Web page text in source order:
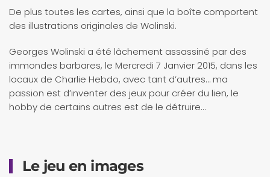
De plus toutes les cartes, ainsi que la boîte comportent
des illustrations originales de Wolinski.
Georges Wolinski a été lâchement assassiné par des
immondes barbares, le Mercredi 7 Janvier 2015, dans les
locaux de Charlie Hebdo, avec tant d’autres… ma
passion est d’inventer des jeux pour créer du lien, le
hobby de certains autres est de le détruire…
Le jeu en images